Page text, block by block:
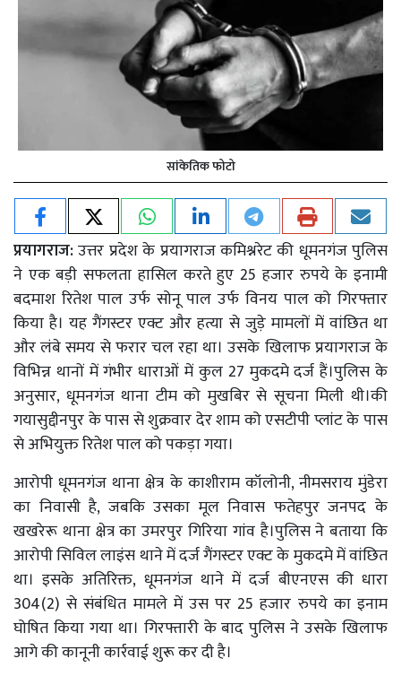
सांकेतिक फोटो
प्रयागराज:उत्तर प्रदेश के प्रयागराज कमिश्नरेट की धूमनगंज पुलिस
ने एक बड़ी सफलता हासिल करते हुए 25 हजार रुपये के इनामी
बदमाश रितेश पाल उर्फ सोनू पाल उर्फ विनय पाल को गिरफ्तार
किया है। यह गैंगस्टर एक्ट और हत्या से जुड़े मामलों में वांछित था
और लंबे समय से फरार चल रहा था। उसके खिलाफ प्रयागराज के
विभिन्न थानों में गंभीर धाराओं में कुल 27 मुकदमे दर्ज हैं।पुलिस के
अनुसार, धूमनगंज थाना टीम को मुखबिर से सूचना मिली थी।की
गयासुद्दीनपुर के पास से शुक्रवार देर शाम को एसटीपी प्लांट के पास
से अभियुक्त रितेश पाल को पकड़ा गया।
आरोपी धूमनगंज थाना क्षेत्र के काशीराम कॉलोनी, नीमसराय मुंडेरा
का निवासी है, जबकि उसका मूल निवास फतेहपुर जनपद के
खखरेरू थाना क्षेत्र का उमरपुर गिरिया गांव है।पुलिस ने बताया कि
आरोपी सिविल लाइंस थाने में दर्ज गैंगस्टर एक्ट के मुकदमे में वांछित
था। इसके अतिरिक्त, धूमनगंज थाने में दर्ज बीएनएस की धारा
304(2) से संबंधित मामले में उस पर 25 हजार रुपये का इनाम
घोषित किया गया था। गिरफ्तारी के बाद पुलिस ने उसके खिलाफ
आगे की कानूनी कार्रवाई शुरू कर दी है।